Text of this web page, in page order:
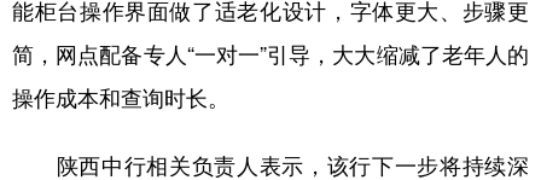
能柜台操作界面做了适老化设计，字体更大、步骤更
简，网点配备专人“一对一”引导，大大缩减了老年人的
操作成本和查询时长。
陕西中行相关负责人表示，该行下一步将持续深